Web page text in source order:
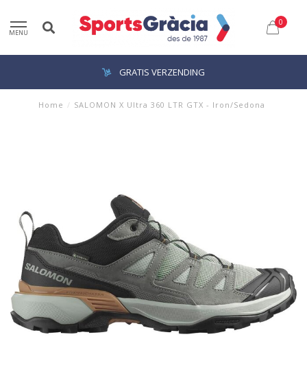
MENU
0
GRATIS VERZENDING
Home / SALOMON X Ultra 360 LTR GTX - Iron/Sedona